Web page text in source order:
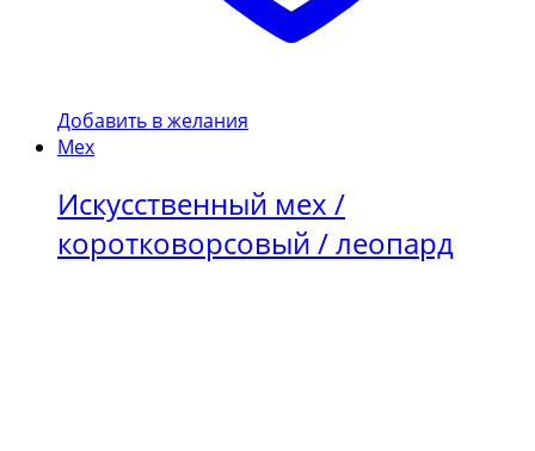
Добавить в желания
Мех
Искусственный мех /
коротковорсовый / леопард